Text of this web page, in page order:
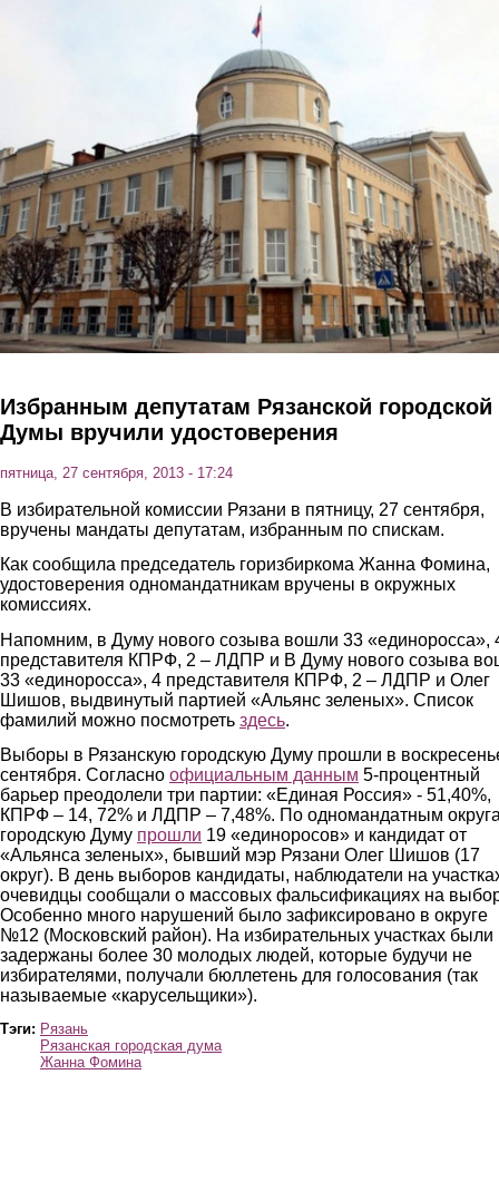
Избранным депутатам Рязанской городской
Думы вручили удостоверения
пятница, 27 сентября, 2013 - 17:24
В избирательной комиссии Рязани в пятницу, 27 сентября,
вручены мандаты депутатам, избранным по спискам.
Как сообщила председатель горизбиркома Жанна Фомина,
удостоверения одномандатникам вручены в окружных
комиссиях.
Напомним, в Думу нового созыва вошли 33 «единоросса»,
представителя КПРФ, 2 – ЛДПР и В Думу нового созыва
33 «единоросса», 4 представителя КПРФ, 2 – ЛДПР и Олег
Шишов, выдвинутый партией «Альянс зеленых». Список
фамилий можно посмотреть здесь.
Выборы в Рязанскую городскую Думу прошли в
сентября. Согласно официальным данным 5-процентный
барьер преодолели три партии: «Единая Россия» - 51,40%,
КПРФ – 14, 72% и ЛДПР – 7,48%. По одномандатным
городскую Думу прошли 19 «единоросов» и кандидат от
«Альянса зеленых», бывший мэр Рязани Олег Шишов (17
округ). В день выборов кандидаты, наблюдатели на
очевидцы сообщали о массовых фальсификациях на
Особенно много нарушений было зафиксировано в округе
№12 (Московский район). На избирательных участках были
задержаны более 30 молодых людей, которые будучи не
избирателями, получали бюллетень для голосования (так
называемые «карусельщики»).
Тэги: Рязань
Рязанская городская дума
Жанна Фомина